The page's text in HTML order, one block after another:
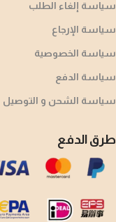
سياسة إلغاء الطلب
سياسة الإرجاع
سياسة الخصوصية
سياسة الدفع
سياسة الشحن و التوصيل
طرق الدفع